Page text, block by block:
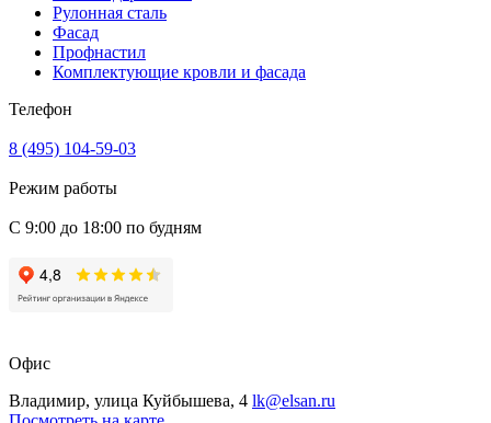
Рулонная сталь
Фасад
Профнастил
Комплектующие кровли и фасада
Телефон
8 (495) 104-59-03
Режим работы
С 9:00 до 18:00 по будням
Офис
Владимир, улица Куйбышева, 4 lk@elsan.ru